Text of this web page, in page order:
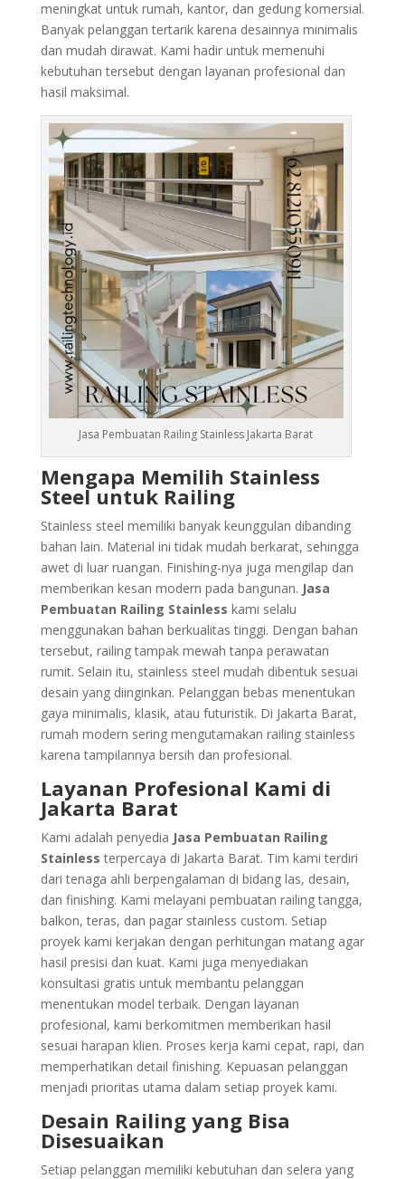
meningkat untuk rumah, kantor, dan gedung komersial.
Banyak pelanggan tertarik karena desainnya minimalis
dan mudah dirawat. Kami hadir untuk memenuhi
kebutuhan tersebut dengan layanan profesional dan
hasil maksimal.
Jasa Pembuatan Railing Stainless Jakarta Barat
Mengapa Memilih Stainless
Steel untuk Railing
Stainless steel memiliki banyak keunggulan dibanding
bahan lain. Material ini tidak mudah berkarat, sehingga
awet di luar ruangan. Finishing-nya juga mengilap dan
memberikan kesan modern pada bangunan. Jasa
Pembuatan Railing Stainless kami selalu
menggunakan bahan berkualitas tinggi. Dengan bahan
tersebut, railing tampak mewah tanpa perawatan
rumit. Selain itu, stainless steel mudah dibentuk sesuai
desain yang diinginkan. Pelanggan bebas menentukan
gaya minimalis, klasik, atau futuristik. Di Jakarta Barat,
rumah modern sering mengutamakan railing stainless
karena tampilannya bersih dan profesional.
Layanan Profesional Kami di
Jakarta Barat
Kami adalah penyedia Jasa Pembuatan Railing
Stainless terpercaya di Jakarta Barat. Tim kami terdiri
dari tenaga ahli berpengalaman di bidang las, desain,
dan finishing. Kami melayani pembuatan railing tangga,
balkon, teras, dan pagar stainless custom. Setiap
proyek kami kerjakan dengan perhitungan matang agar
hasil presisi dan kuat. Kami juga menyediakan
konsultasi gratis untuk membantu pelanggan
menentukan model terbaik. Dengan layanan
profesional, kami berkomitmen memberikan hasil
sesuai harapan klien. Proses kerja kami cepat, rapi, dan
memperhatikan detail finishing. Kepuasan pelanggan
menjadi prioritas utama dalam setiap proyek kami.
Desain Railing yang Bisa
Disesuaikan
Setiap pelanggan memiliki kebutuhan dan selera yang